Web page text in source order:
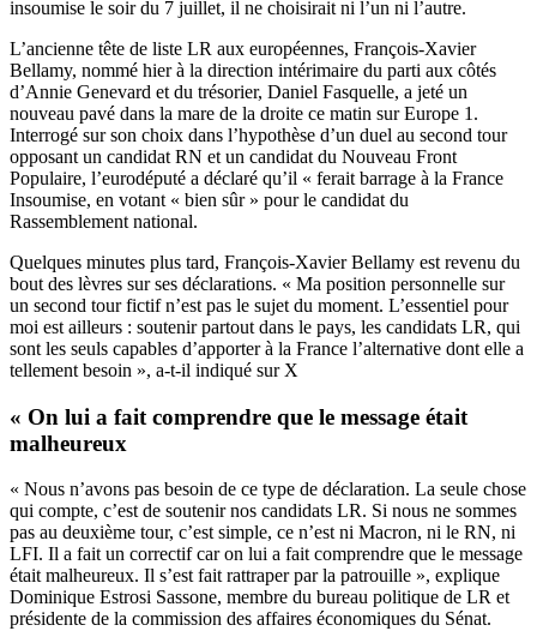
insoumise le soir du 7 juillet, il ne choisirait ni l’un ni l’autre.
L’ancienne tête de liste LR aux européennes, François-Xavier
Bellamy, nommé hier à la direction intérimaire du parti aux côtés
d’Annie Genevard et du trésorier, Daniel Fasquelle, a jeté un
nouveau pavé dans la mare de la droite ce matin sur Europe 1.
Interrogé sur son choix dans l’hypothèse d’un duel au second tour
opposant un candidat RN et un candidat du Nouveau Front
Populaire, l’eurodéputé a déclaré qu’il « ferait barrage à la France
Insoumise, en votant « bien sûr » pour le candidat du
Rassemblement national.
Quelques minutes plus tard, François-Xavier Bellamy est revenu du
bout des lèvres sur ses déclarations. « Ma position personnelle sur
un second tour fictif n’est pas le sujet du moment. L’essentiel pour
moi est ailleurs : soutenir partout dans le pays, les candidats LR, qui
sont les seuls capables d’apporter à la France l’alternative dont elle a
tellement besoin », a-t-il indiqué sur X
« On lui a fait comprendre que le message était
malheureux
« Nous n’avons pas besoin de ce type de déclaration. La seule chose
qui compte, c’est de soutenir nos candidats LR. Si nous ne sommes
pas au deuxième tour, c’est simple, ce n’est ni Macron, ni le RN, ni
LFI. Il a fait un correctif car on lui a fait comprendre que le message
était malheureux. Il s’est fait rattraper par la patrouille », explique
Dominique Estrosi Sassone, membre du bureau politique de LR et
présidente de la commission des affaires économiques du Sénat.